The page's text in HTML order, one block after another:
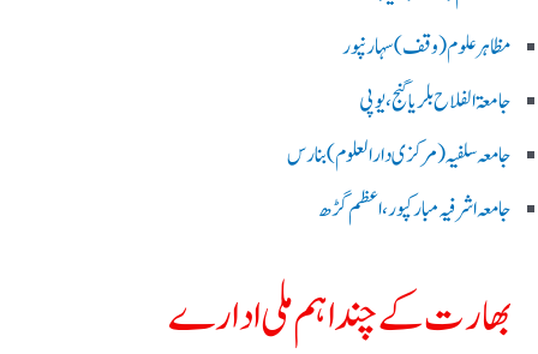
مظاہرعلوم (وقف)سہارنپور
جامعۃ الفلاح بلریاگنج،یوپی
جامعہ سلفیہ(مرکزی دارالعلوم )بنارس
جامعہ اشرفیہ مبارکپور،اعظم گڑھ
بھارت کے چند اہم ملی ادارے